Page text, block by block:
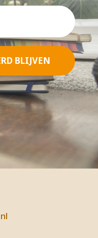
BLIJVEN